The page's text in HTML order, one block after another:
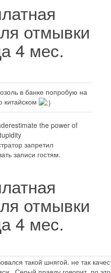
отмывки
4 мес.
в банке попробую на
китайском
the power of
запретил
записи гостям.
отмывки
4 мес.
такой шнягой. не так